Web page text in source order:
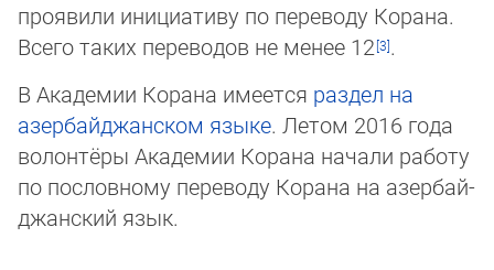
прояви­ли ини­циа­тиву по переводу Корана.
Всего таких переводов не менее 12
.
В Академии Корана имеется раз­дел на
азербайджанском язы­ке. Летом 2016 года
во­лон­тё­ры Ака­демии Корана начали ра­бо­ту
по пословному переводу Ко­ра­на на азер­бай­
джан­ский язык.